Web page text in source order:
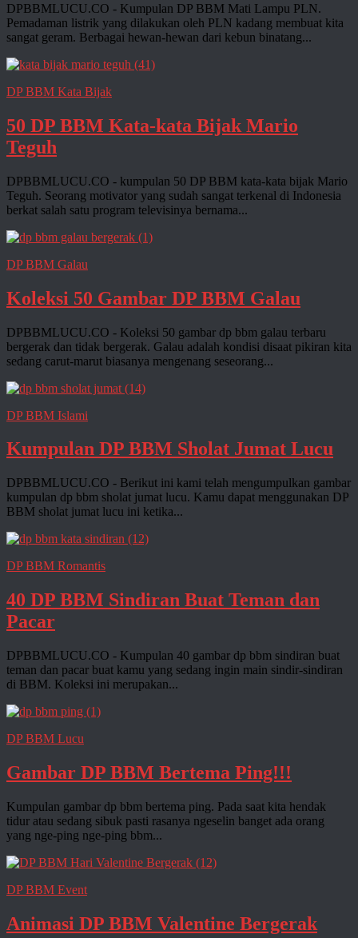
DPBBMLUCU.CO - Kumpulan DP BBM Mati Lampu PLN.
Pemadaman listrik yang dilakukan oleh PLN kadang membuat kita
sangat geram. Berbagai hewan-hewan dari kebun binatang...
DP BBM Kata Bijak
50 DP BBM Kata-kata Bijak Mario
Teguh
DPBBMLUCU.CO - kumpulan 50 DP BBM kata-kata bijak Mario
Teguh. Seorang motivator yang sudah sangat terkenal di Indonesia
berkat salah satu program televisinya bernama...
DP BBM Galau
Koleksi 50 Gambar DP BBM Galau
DPBBMLUCU.CO - Koleksi 50 gambar dp bbm galau terbaru
bergerak dan tidak bergerak. Galau adalah kondisi disaat pikiran kita
sedang carut-marut biasanya mengenang seseorang...
DP BBM Islami
Kumpulan DP BBM Sholat Jumat Lucu
DPBBMLUCU.CO - Berikut ini kami telah mengumpulkan gambar
kumpulan dp bbm sholat jumat lucu. Kamu dapat menggunakan DP
BBM sholat jumat lucu ini ketika...
DP BBM Romantis
40 DP BBM Sindiran Buat Teman dan
Pacar
DPBBMLUCU.CO - Kumpulan 40 gambar dp bbm sindiran buat
teman dan pacar buat kamu yang sedang ingin main sindir-sindiran
di BBM. Koleksi ini merupakan...
DP BBM Lucu
Gambar DP BBM Bertema Ping!!!
Kumpulan gambar dp bbm bertema ping. Pada saat kita hendak
tidur atau sedang sibuk pasti rasanya ngeselin banget ada orang
yang nge-ping nge-ping bbm...
DP BBM Event
Animasi DP BBM Valentine Bergerak